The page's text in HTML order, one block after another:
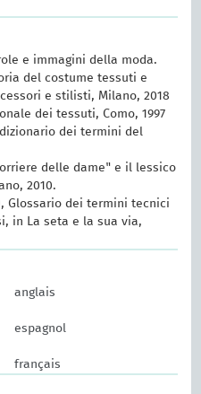
e immagini della moda.
del costume tessuti e
e stilisti, Milano, 2018
dei tessuti, Como, 1997
dizionario dei termini del
delle dame" e il lessico
2010.
Glossario dei termini tecnici
in La seta e la sua via,
anglais
espagnol
français